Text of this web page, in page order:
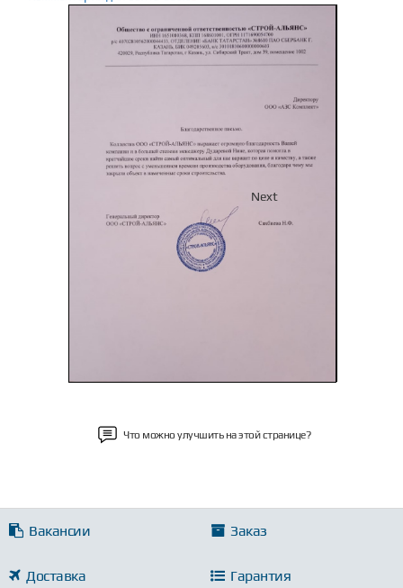
Next
Что можно улучшить на этой странице?
Вакансии Заказ
Доставка Гарантия